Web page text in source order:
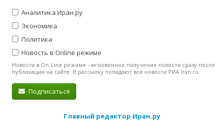
Аналитика Иран.ру
Экономика
Политика
Новость в Online режиме
Новости в On-Line режиме - мгновенное получение новости сразу после
публикации на сайте. В рассылку попадают все новости РИА Iran.ru.
Подписаться
Главный редактор Иран.ру